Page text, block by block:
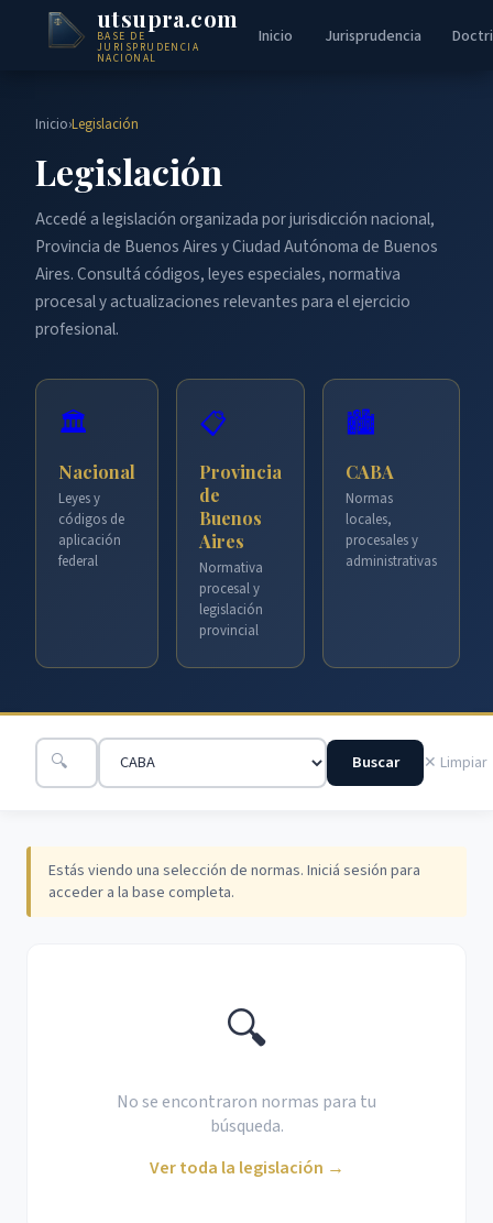
utsupra.com
BASE DE
JURISPRUDENCIA
NACIONAL
Inicio Jurisprudencia
Inicio›Legislación
Legislación
Accedé a legislación organizada por jurisdicción nacional,
Provincia de Buenos Aires y Ciudad Autónoma de Buenos
Aires. Consultá códigos, leyes especiales, normativa
procesal y actualizaciones relevantes para el ejercicio
profesional.
🏛️
Nacional
Leyes y
códigos de
aplicación
federal
📋
Provincia
de
Buenos
Aires
Normativa
procesal y
legislación
provincial
🏙️
CABA
Normas
locales,
procesales y
administrativas
🔍 Buscar ✕ Limpiar
Estás viendo una selección de normas. Iniciá sesión para
acceder a la base completa.
🔍
No se encontraron normas para tu
búsqueda.
Ver toda la legislación →